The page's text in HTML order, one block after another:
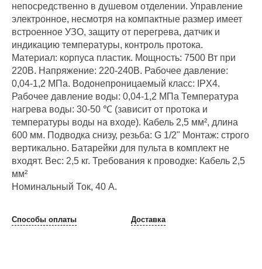
непосредственно в душевом отделении. Управление
электронное, несмотря на компактные размер имеет
встроенное УЗО, защиту от перегрева, датчик и
индикацию температуры, контроль протока.
Материал: корпуса пластик. Мощность: 7500 Вт при
220В. Напряжение: 220-240В. Рабочее давление:
0,04-1,2 МПа. Водонепроницаемый класс: IPX4.
Рабочее давление воды: 0,04-1,2 МПа Температура
нагрева воды: 30-50 ℃ (зависит от протока и
температуры воды на входе). Кабель 2,5 мм², длина
600 мм. Подводка снизу, резьба: G 1/2" Монтаж: строго
вертикально. Батарейки для пульта в комплект не
входят. Вес: 2,5 кг. Требования к проводке: Кабель 2,5
мм²
Номинальный Ток, 40 А.
Способы оплаты Доставка